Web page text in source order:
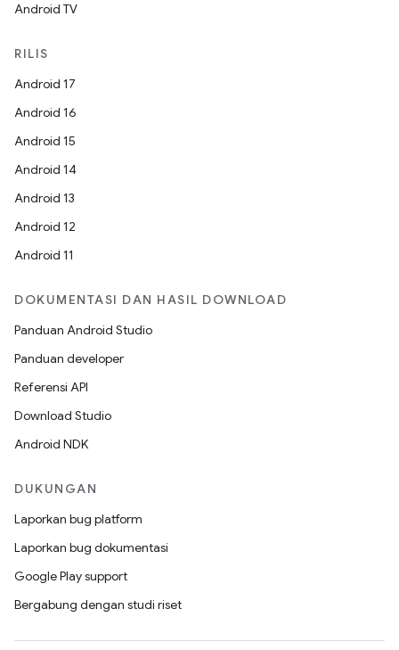
Android TV
RILIS
Android 17
Android 16
Android 15
Android 14
Android 13
Android 12
Android 11
DOKUMENTASI DAN HASIL DOWNLOAD
Panduan Android Studio
Panduan developer
Referensi API
Download Studio
Android NDK
DUKUNGAN
Laporkan bug platform
Laporkan bug dokumentasi
Google Play support
Bergabung dengan studi riset